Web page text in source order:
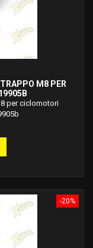
M8 PER
per ciclomotori
-20%